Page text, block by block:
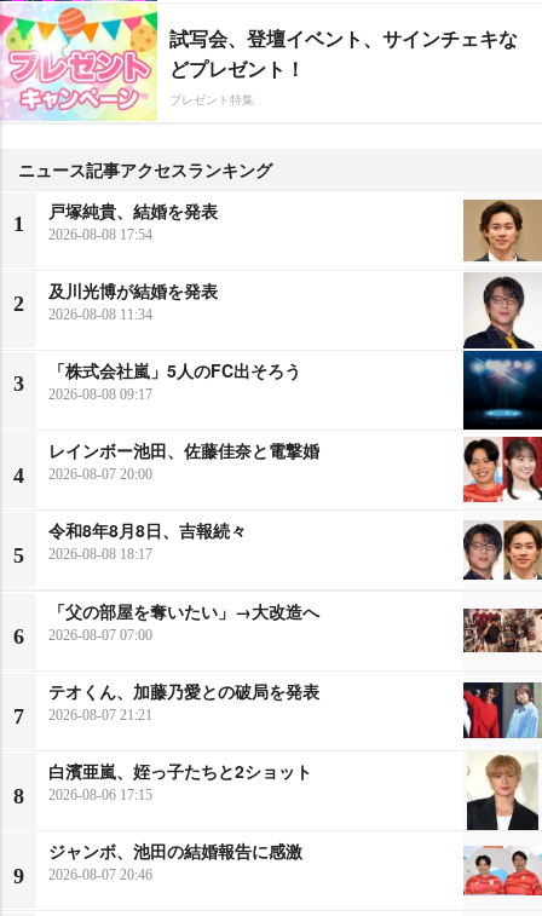
試写会、登壇イベント、サインチェキな
どプレゼント！
プレゼント特集
ニュース記事アクセスランキング
1
戸塚純貴、結婚を発表
2026-08-08 17:54
2
及川光博が結婚を発表
2026-08-08 11:34
3
「株式会社嵐」5人のFC出そろう
2026-08-08 09:17
4
レインボー池田、佐藤佳奈と電撃婚
2026-08-07 20:00
5
令和8年8月8日、吉報続々
2026-08-08 18:17
6
「父の部屋を奪いたい」→大改造へ
2026-08-07 07:00
7
テオくん、加藤乃愛との破局を発表
2026-08-07 21:21
8
白濱亜嵐、姪っ子たちと2ショット
2026-08-06 17:15
9
ジャンボ、池田の結婚報告に感激
2026-08-07 20:46